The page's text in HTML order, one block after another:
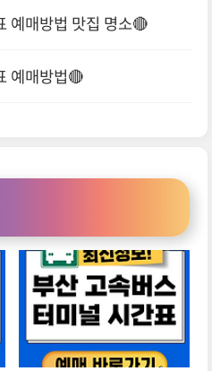
예매방법 맛집 명소🔴
예매방법🔴